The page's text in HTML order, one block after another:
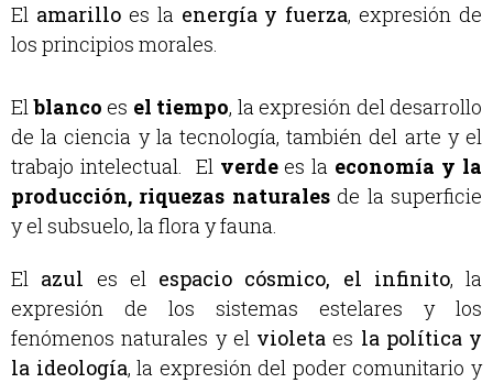
El amarilloes la energía y fuerza, expresión de
los principios morales.
Elblanco es el tiempo, la expresión del desarrollo
de la ciencia y la tecnología, también del arte y el
trabajo intelectual. El verdees la economía y la
producción, riquezas naturalesde la superficie
y el subsuelo, la flora y fauna.
El azul es el espacio cósmico, el infinito, la
expresión de los sistemas estelares y los
fenómenos naturales y el violetaes la política y
la ideología, la expresión del poder comunitario y